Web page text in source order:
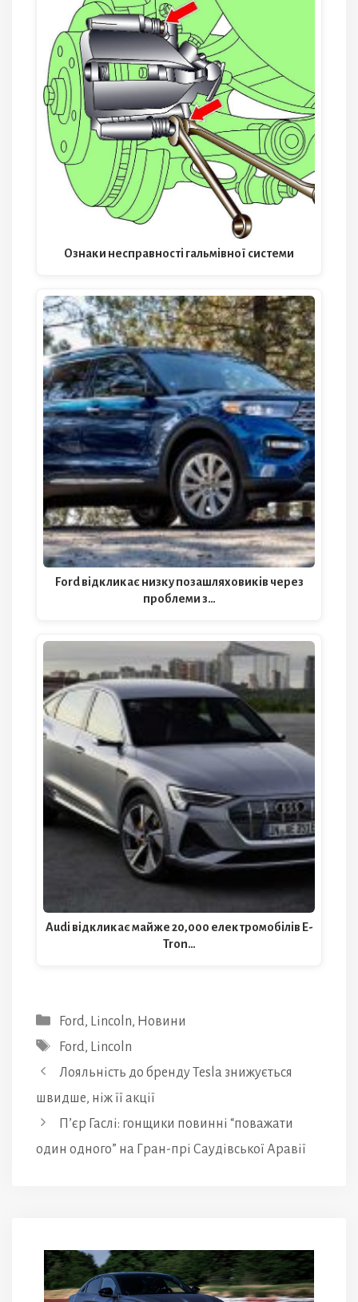
Ознаки несправності гальмівної системи
Ford відкликає низку позашляховиків через
проблеми з…
Audi відкликає майже 20,000 електромобілів E-
Tron…
Категорії
Ford, Lincoln, Новини
Позначки
Ford, Lincoln
Лояльність до бренду Tesla знижується
швидше, ніж її акції
П’єр Гаслі: гонщики повинні “поважати
один одного” на Гран-прі Саудівської Аравії